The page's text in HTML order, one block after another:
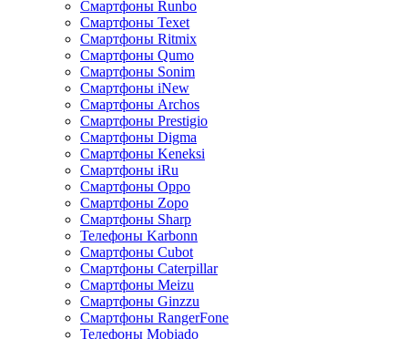
Смартфоны Runbo
Смартфоны Texet
Смартфоны Ritmix
Смартфоны Qumo
Смартфоны Sonim
Смартфоны iNew
Смартфоны Archos
Смартфоны Prestigio
Смартфоны Digma
Смартфоны Keneksi
Смартфоны iRu
Смартфоны Oppo
Смартфоны Zopo
Смартфоны Sharp
Телефоны Karbonn
Смартфоны Cubot
Смартфоны Caterpillar
Смартфоны Meizu
Смартфоны Ginzzu
Смартфоны RangerFone
Телефоны Mobiado